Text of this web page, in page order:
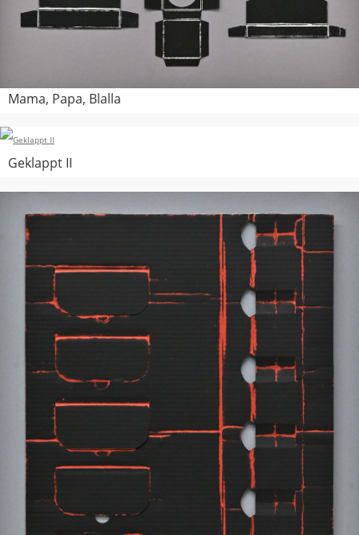
Mama, Papa, Blalla
Geklappt II